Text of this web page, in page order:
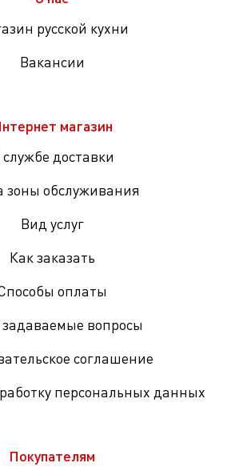
русской кухни
Вакансии
магазин
доставки
зоны обслуживания
Вид услуг
Как заказать
оплаты
задаваемые вопросы
соглашение
персональных данных
Покупателям